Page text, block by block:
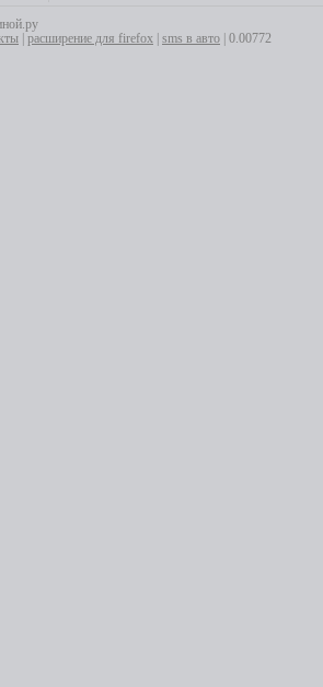
расширение для firefox sms в авто | 0.00772